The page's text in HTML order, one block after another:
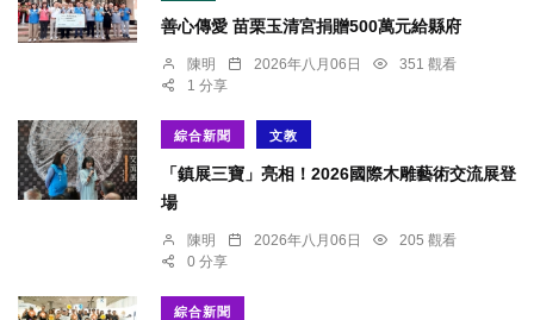
善心傳愛 苗栗玉清宮捐贈500萬元給縣府
陳明 2026年八月06日
351 觀看
1 分享
綜合新聞 文教
「鎮展三寶」亮相！2026國際木雕藝術交流展登
場
陳明 2026年八月06日
205 觀看
0 分享
綜合新聞